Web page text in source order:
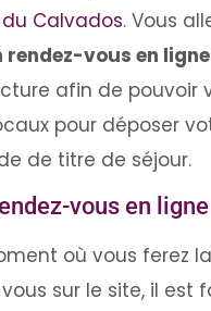
Calvados. Vous
rendez-vous en ligne
afin de pouvoir
pour déposer
de titre de séjour.
vous en ligne
où vous ferez
sur le site, il est